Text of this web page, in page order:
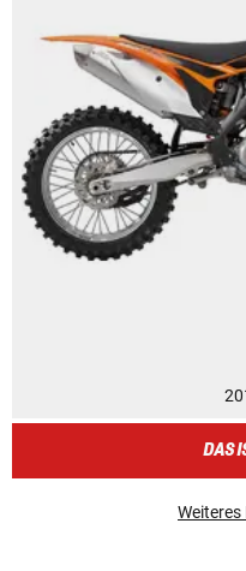
DAS
Weiteres